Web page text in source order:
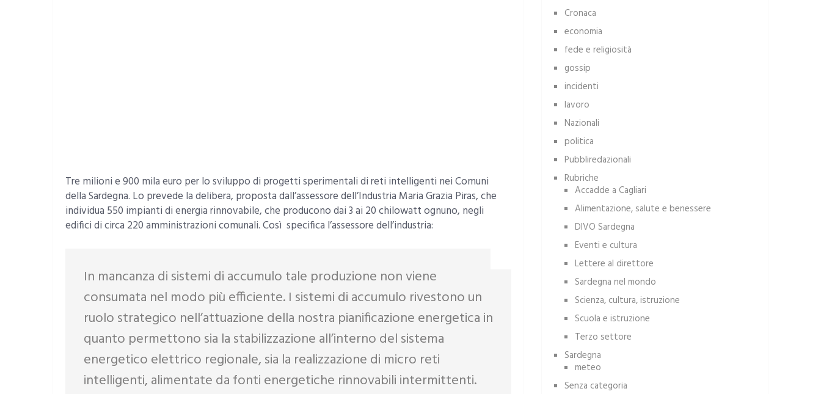
Tre milioni e 900 mila euro per lo sviluppo di progetti sperimentali di reti intelligenti nei Comuni
della Sardegna. Lo prevede la delibera, proposta dall’assessore dell’Industria Maria Grazia Piras, che
individua 550 impianti di energia rinnovabile, che producono dai 3 ai 20 chilowatt ognuno, negli
edifici di circa 220 amministrazioni comunali. Così specifica l’assessore dell’industria:
In mancanza di sistemi di accumulo tale produzione non viene
consumata nel modo più efficiente. I sistemi di accumulo rivestono un
ruolo strategico nell’attuazione della nostra pianificazione energetica in
quanto permettono sia la stabilizzazione all’interno del sistema
energetico elettrico regionale, sia la realizzazione di micro reti
intelligenti, alimentate da fonti energetiche rinnovabili intermittenti.
Cronaca
economia
fede e religiosità
gossip
incidenti
lavoro
Nazionali
politica
Pubbliredazionali
Rubriche
Accadde a Cagliari
Alimentazione, salute e benessere
DIVO Sardegna
Eventi e cultura
Lettere al direttore
Sardegna nel mondo
Scienza, cultura, istruzione
Scuola e istruzione
Terzo settore
Sardegna
meteo
Senza categoria